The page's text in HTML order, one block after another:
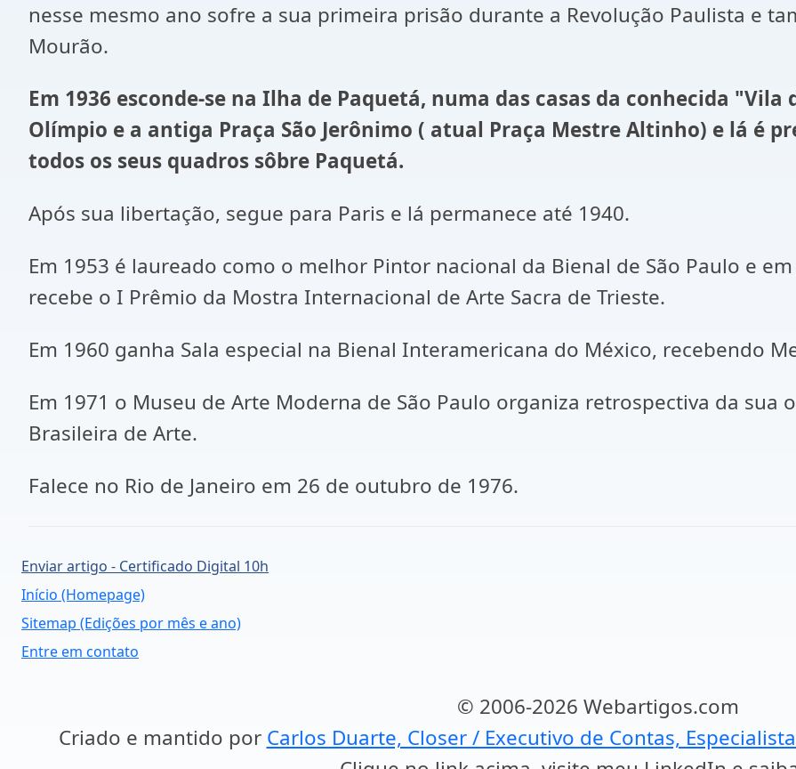
nesse mesmo ano sofre a sua primeira prisão durante a Revolução Paulista e
Mourão.
Em 1936 esconde-se na Ilha de Paquetá, numa das casas da conhecida
Olímpio e a antiga Praça São Jerônimo ( atual Praça Mestre Altinho) e lá é
todos os seus quadros sôbre Paquetá.
Após sua libertação, segue para Paris e lá permanece até 1940.
Em 1953 é laureado como o melhor Pintor nacional da Bienal de São Paulo e
recebe o I Prêmio da Mostra Internacional de Arte Sacra de Trieste.
Em 1960 ganha Sala especial na Bienal Interamericana do México, recebendo
Em 1971 o Museu de Arte Moderna de São Paulo organiza retrospectiva da sua
Brasileira de Arte.
Falece no Rio de Janeiro em 26 de outubro de 1976.
Enviar artigo - Certificado Digital 10h
Início (Homepage)
Sitemap (Edições por mês e ano)
Entre em contato
© 2006-2026 Webartigos.com
Criado e mantido por Carlos Duarte, Closer / Executivo de Contas,